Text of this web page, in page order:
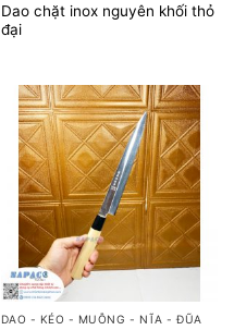
Dao chặt inox nguyên khối thỏ
đại
DAO - KÉO - MUỖNG - NĨA - ĐŨA